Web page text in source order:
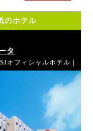
のホテル
タ
オフィシャルホテル｜